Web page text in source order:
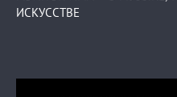
ИСКУССТВЕ